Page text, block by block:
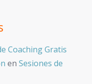
Coaching Gratis
en Sesiones de